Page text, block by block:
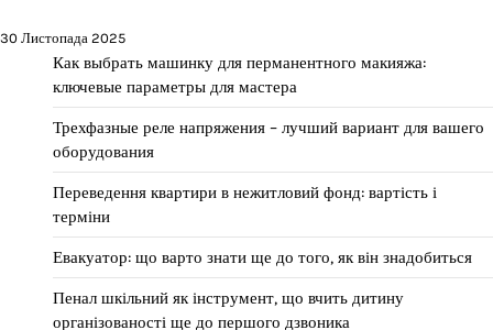
30 Листопада 2025
Как выбрать машинку для перманентного макияжа:
ключевые параметры для мастера
Трехфазные реле напряжения – лучший вариант для вашего
оборудования
Переведення квартири в нежитловий фонд: вартість і
терміни
Евакуатор: що варто знати ще до того, як він знадобиться
Пенал шкільний як інструмент, що вчить дитину
організованості ще до першого дзвоника